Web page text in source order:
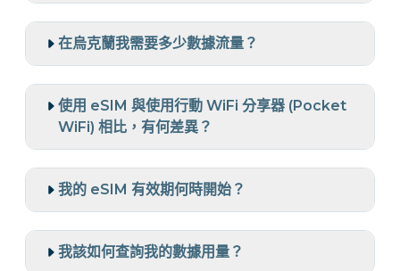
在烏克蘭我需要多少數據流量？
使用 eSIM 與使用行動 WiFi 分享器 (Pocket
WiFi) 相比，有何差異？
我的 eSIM 有效期何時開始？
我該如何查詢我的數據用量？